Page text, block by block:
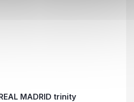
MADRID trinity